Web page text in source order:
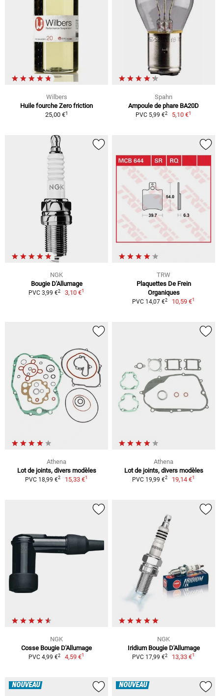
Wilbers
Huile fourche Zero friction
25,00 €1
Spahn
Ampoule de phare BA20D
PVC 5,99 €2 5,10 €1
NGK
Bougie D'Allumage
PVC 3,99 €2 3,10 €1
TRW
Plaquettes De Frein
Organiques
PVC 14,07 €2 10,59 €1
Athena
Lot de joints, divers modèles
PVC 18,99 €2 15,33 €1
Athena
Lot de joints, divers modèles
PVC 19,99 €2 19,14 €1
NGK
Cosse Bougie D'Allumage
PVC 4,99 €2 4,59 €1
NGK
Iridium Bougie D'Allumage
PVC 17,99 €2 13,33 €1
NOUVEAU NOUVEAU